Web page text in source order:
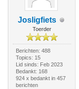
Josligfiets
Toerder
Berichten: 488
Topics: 15
Lid sinds: Feb 2023
Bedankt: 168
924 x bedankt in 457
berichten